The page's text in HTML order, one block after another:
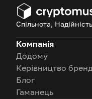
Спільнота,
Компанія
Додому
Керівництво
Блог
Гаманець